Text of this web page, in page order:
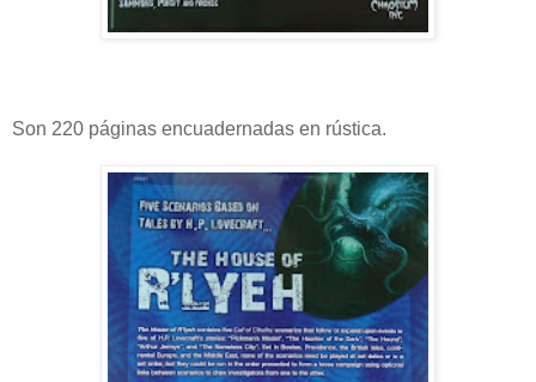
Son 220 páginas encuadernadas en rústica.